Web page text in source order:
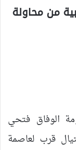
من محاولة
الوفاق فتحي
قرب لعاصمة